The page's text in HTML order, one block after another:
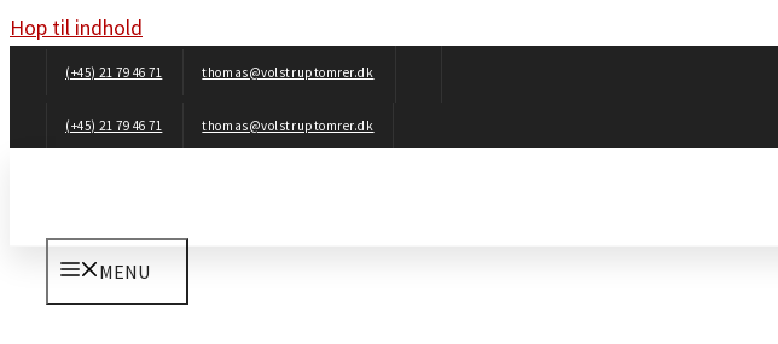
Hop til indhold
(+45) 21 79 46 71 thomas@volstruptomrer.dk
(+45) 21 79 46 71 thomas@volstruptomrer.dk
MENU